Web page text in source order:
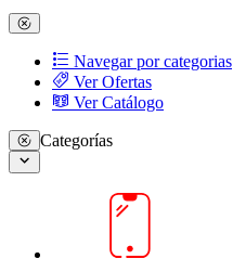
Navegar por categorias
Ver Ofertas
Ver Catálogo
Categorías